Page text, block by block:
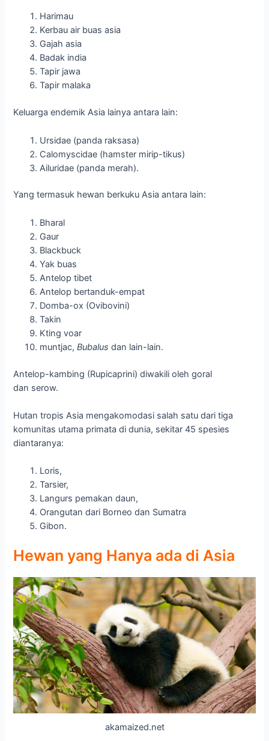
Harimau
Kerbau air buas asia
Gajah asia
Badak india
Tapir jawa
Tapir malaka
Keluarga endemik Asia lainya antara lain:
Ursidae (panda raksasa)
Calomyscidae (hamster mirip-tikus)
Ailuridae (panda merah).
Yang termasuk hewan berkuku Asia antara lain:
Bharal
Gaur
Blackbuck
Yak buas
Antelop tibet
Antelop bertanduk-empat
Domba-ox (Ovibovini)
Takin
Kting voar
muntjac,Bubalus dan lain-lain.
Antelop-kambing (Rupicaprini) diwakili oleh goral
dan serow.
Hutan tropis Asia mengakomodasi salah satu dari tiga
komunitas utama primata di dunia, sekitar 45 spesies
diantaranya:
Loris,
Tarsier,
Langurs pemakan daun,
Orangutan dari Borneo dan Sumatra
Gibon.
Hewan yang Hanya ada di Asia
akamaized.net